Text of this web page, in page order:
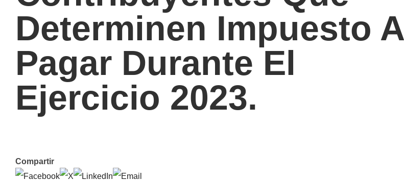
Determinen Impuesto A
Pagar Durante El
Ejercicio 2023.
Compartir